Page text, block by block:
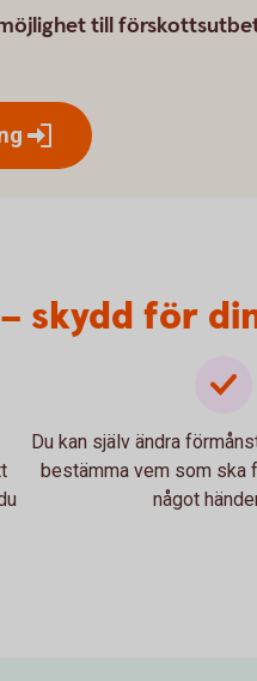
till
skydd för
Du kan själv ändra
bestämma vem som ska
något